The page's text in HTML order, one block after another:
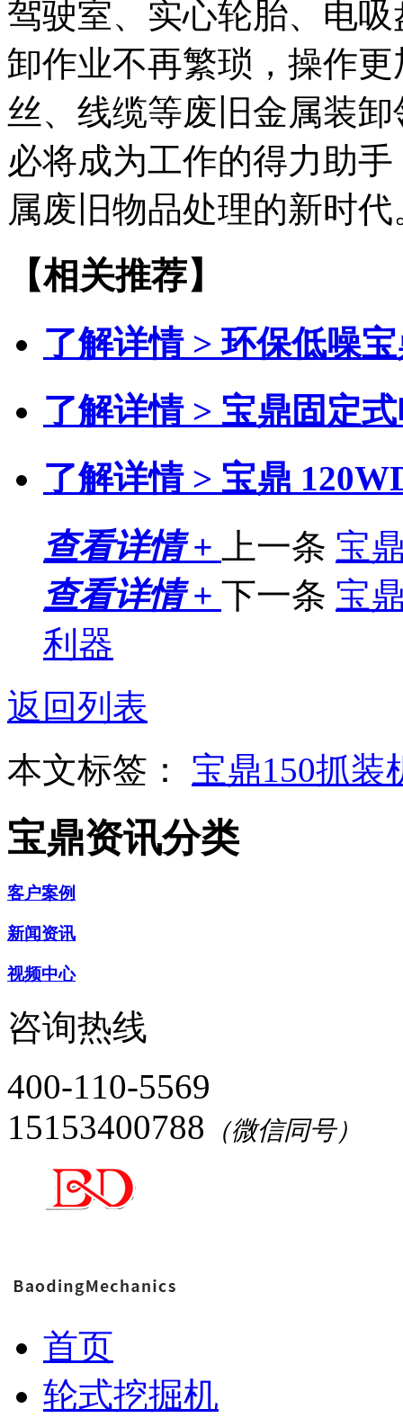
驾驶室、实心轮胎、电
卸作业不再繁琐，操作
丝、线缆等废旧金属装
必将成为工作的得力助
属废旧物品处理的新时代
【相关推荐】
了解详情 >环保低噪
了解详情 > 宝鼎固定
了解详情 > 宝鼎
查看详情 +
上一条 宝
查看详情 + 下一条 宝
利器
返回列表
本文标签： 宝鼎150抓装
宝鼎资讯分类
客户案例
新闻资讯
视频中心
咨询热线
400-110-5569
15153400788 （微信同号）
首页
轮式挖掘机